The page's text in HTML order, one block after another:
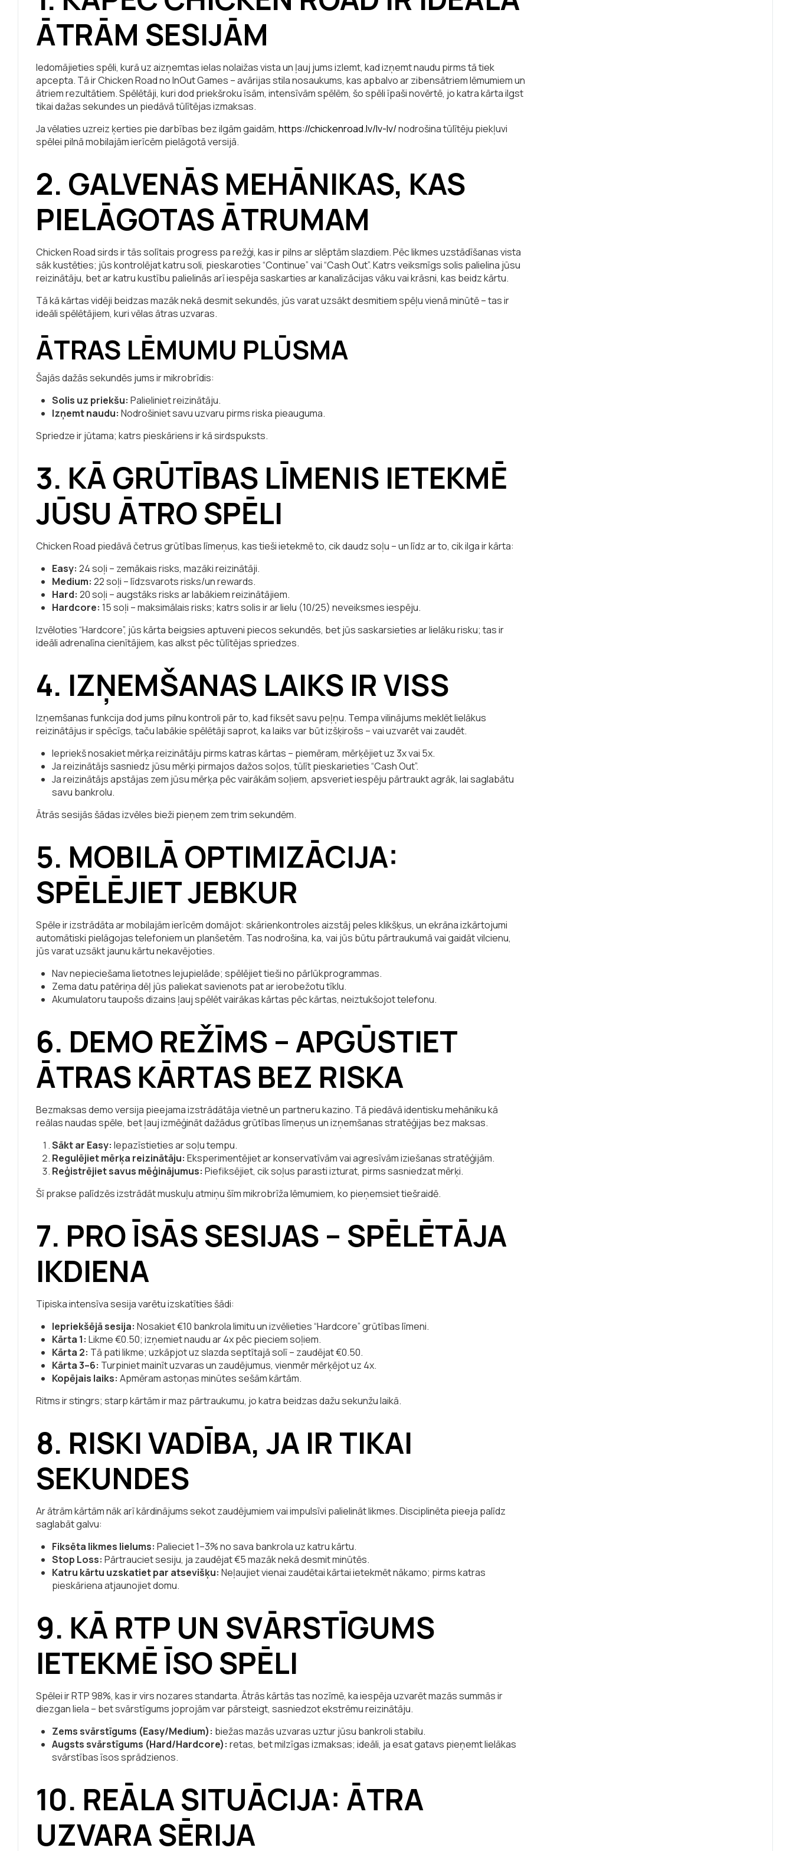
ĀTRĀM SESIJĀM
Iedomājieties spēli, kurā uz aizņemtas ielas nolaižas vista un ļauj jums izlemt, kad izņemt naudu pirms tā tiek
apcepta. Tā ir Chicken Road no InOut Games – avārijas stila nosaukums, kas apbalvo ar zibensātriem lēmumiem un
ātriem rezultātiem. Spēlētāji, kuri dod priekšroku īsām, intensīvām spēlēm, šo spēli īpaši novērtē, jo katra kārta ilgst
tikai dažas sekundes un piedāvā tūlītējas izmaksas.
Ja vēlaties uzreiz ķerties pie darbības bez ilgām gaidām, https://chickenroad.lv/lv-lv/nodrošina tūlītēju piekļuvi
spēlei pilnā mobilajām ierīcēm pielāgotā versijā.
2. GALVENĀS MEHĀNIKAS, KAS
PIELĀGOTAS ĀTRUMAM
Chicken Road sirds ir tās solītais progress pa režģi, kas ir pilns ar slēptām slazdiem. Pēc likmes uzstādīšanas vista
sāk kustēties; jūs kontrolējat katru soli, pieskaroties “Continue” vai “Cash Out”. Katrs veiksmīgs solis palielina jūsu
reizinātāju, bet ar katru kustību palielinās arī iespēja saskarties ar kanalizācijas vāku vai krāsni, kas beidz kārtu.
Tā kā kārtas vidēji beidzas mazāk nekā desmit sekundēs, jūs varat uzsākt desmitiem spēļu vienā minūtē – tas ir
ideāli spēlētājiem, kuri vēlas ātras uzvaras.
ĀTRAS LĒMUMU PLŪSMA
Šajās dažās sekundēs jums ir mikrobrīdis:
Solis uz priekšu: Palieliniet reizinātāju.
Izņemt naudu: Nodrošiniet savu uzvaru pirms riska pieauguma.
Spriedze ir jūtama; katrs pieskāriens ir kā sirdspuksts.
3. KĀ GRŪTĪBAS LĪMENIS IETEKMĒ
JŪSU ĀTRO SPĒLI
Chicken Road piedāvā četrus grūtības līmeņus, kas tieši ietekmē to, cik daudz soļu – un līdz ar to, cik ilga ir kārta:
Easy: 24 soļi – zemākais risks, mazāki reizinātāji.
Medium: 22 soļi – līdzsvarots risks/un rewards.
Hard: 20 soļi – augstāks risks ar labākiem reizinātājiem.
Hardcore: 15 soļi – maksimālais risks; katrs solis ir ar lielu (10/25) neveiksmes iespēju.
Izvēloties “Hardcore”, jūs kārta beigsies aptuveni piecos sekundēs, bet jūs saskarsieties ar lielāku risku; tas ir
ideāli adrenalīna cienītājiem, kas alkst pēc tūlītējas spriedzes.
4. IZŅEMŠANAS LAIKS IR VISS
Izņemšanas funkcija dod jums pilnu kontroli pār to, kad fiksēt savu peļņu. Tempa vilinājums meklēt lielākus
reizinātājus ir spēcīgs, taču labākie spēlētāji saprot, ka laiks var būt izšķirošs – vai uzvarēt vai zaudēt.
Iepriekš nosakiet mērķa reizinātāju pirms katras kārtas – piemēram, mērķējiet uz 3x vai 5x.
Ja reizinātājs sasniedz jūsu mērķi pirmajos dažos soļos, tūlīt pieskarieties “Cash Out”.
Ja reizinātājs apstājas zem jūsu mērķa pēc vairākām soļiem, apsveriet iespēju pārtraukt agrāk, lai saglabātu
savu bankrolu.
Ātrās sesijās šādas izvēles bieži pieņem zem trim sekundēm.
5. MOBILĀ OPTIMIZĀCIJA:
SPĒLĒJIET JEBKUR
Spēle ir izstrādāta ar mobilajām ierīcēm domājot: skārienkontroles aizstāj peles klikšķus, un ekrāna izkārtojumi
automātiski pielāgojas telefoniem un planšetēm. Tas nodrošina, ka, vai jūs būtu pārtraukumā vai gaidāt vilcienu,
jūs varat uzsākt jaunu kārtu nekavējoties.
Nav nepieciešama lietotnes lejupielāde; spēlējiet tieši no pārlūkprogrammas.
Zema datu patēriņa dēļ jūs paliekat savienots pat ar ierobežotu tīklu.
Akumulatoru taupošs dizains ļauj spēlēt vairākas kārtas pēc kārtas, neiztukšojot telefonu.
6. DEMO REŽĪMS – APGŪSTIET
ĀTRAS KĀRTAS BEZ RISKA
Bezmaksas demo versija pieejama izstrādātāja vietnē un partneru kazino. Tā piedāvā identisku mehāniku kā
reālas naudas spēle, bet ļauj izmēģināt dažādus grūtības līmeņus un izņemšanas stratēģijas bez maksas.
Sākt ar Easy: Iepazīstieties ar soļu tempu.
Regulējiet mērķa reizinātāju: Eksperimentējiet ar konservatīvām vai agresīvām iziešanas stratēģijām.
Reģistrējiet savus mēģinājumus: Piefiksējiet, cik soļus parasti izturat, pirms sasniedzat mērķi.
Šī prakse palīdzēs izstrādāt muskuļu atmiņu šīm mikrobrīža lēmumiem, ko pieņemsiet tiešraidē.
7. PRO ĪSĀS SESIJAS – SPĒLĒTĀJA
IKDIENA
Tipiska intensīva sesija varētu izskatīties šādi:
Iepriekšējā sesija: Nosakiet €10 bankrola limitu un izvēlieties “Hardcore” grūtības līmeni.
Kārta 1: Likme €0.50; izņemiet naudu ar 4x pēc pieciem soļiem.
Kārta 2: Tā pati likme; uzkāpjot uz slazda septītajā solī – zaudējat €0.50.
Kārta 3–6: Turpiniet mainīt uzvaras un zaudējumus, vienmēr mērķējot uz 4x.
Kopējais laiks: Apmēram astoņas minūtes sešām kārtām.
Ritms ir stingrs; starp kārtām ir maz pārtraukumu, jo katra beidzas dažu sekunžu laikā.
8. RISKI VADĪBA, JA IR TIKAI
SEKUNDES
Ar ātrām kārtām nāk arī kārdinājums sekot zaudējumiem vai impulsīvi palielināt likmes. Disciplinēta pieeja palīdz
saglabāt galvu:
Fiksēta likmes lielums: Palieciet 1–3% no sava bankrola uz katru kārtu.
Stop Loss: Pārtrauciet sesiju, ja zaudējat €5 mazāk nekā desmit minūtēs.
Katru kārtu uzskatiet par atsevišķu: Neļaujiet vienai zaudētai kārtai ietekmēt nākamo; pirms katras
pieskāriena atjaunojiet domu.
9. KĀ RTP UN SVĀRSTĪGUMS
IETEKMĒ ĪSO SPĒLI
Spēlei ir RTP 98%, kas ir virs nozares standarta. Ātrās kārtās tas nozīmē, ka iespēja uzvarēt mazās summās ir
diezgan liela – bet svārstīgums joprojām var pārsteigt, sasniedzot ekstrēmu reizinātāju.
Zems svārstīgums (Easy/Medium): biežas mazās uzvaras uztur jūsu bankroli stabilu.
Augsts svārstīgums (Hard/Hardcore): retas, bet milzīgas izmaksas; ideāli, ja esat gatavs pieņemt lielākas
svārstības īsos sprādzienos.
10. REĀLA SITUĀCIJA: ĀTRA
UZVARA SĒRIJA